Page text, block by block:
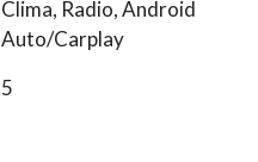
Clima, Radio, Android
Auto/Carplay
5